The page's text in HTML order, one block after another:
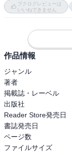
ブクログレビューは
いいねできません
作品情報
ジャンル
著者
掲載誌・レーベル
出版社
Reader Store発売日
書誌発売日
ページ数
ファイルサイズ